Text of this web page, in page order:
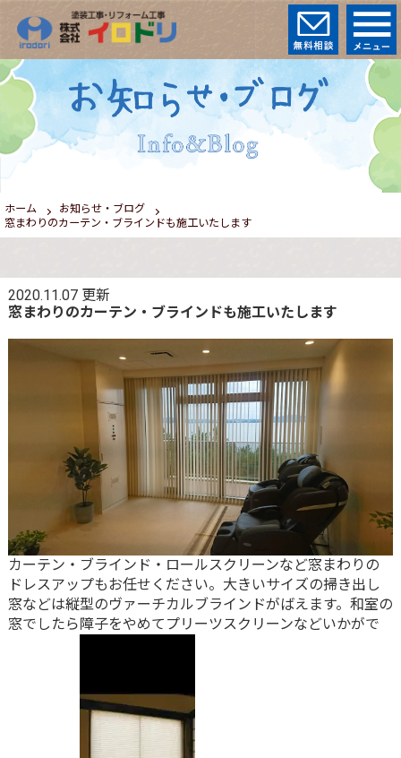
ホーム
お知らせ・ブログ
窓まわりのカーテン・ブラインドも施工いたします
2020.11.07更新
窓まわりのカーテン・ブラインドも施工いたします
カーテン・ブラインド・ロールスクリーンなど窓まわりの
ドレスアップもお任せください。大きいサイズの掃き出し
窓などは縦型のヴァーチカルブラインドがばえます。和室の
窓でしたら障子をやめてプリーツスクリーンなどいかがで